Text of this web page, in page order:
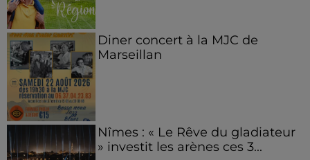
Diner concert à la MJC de
Marseillan
Nîmes : « Le Rêve du gladiateur
» investit les arènes ces 3...